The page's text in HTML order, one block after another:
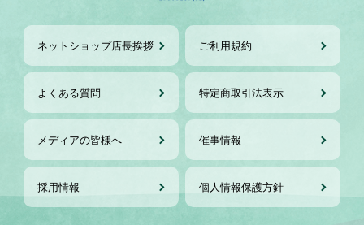
ネットショップ店長挨拶 ご利用規約
よくある質問 特定商取引法表示
メディアの皆様へ 催事情報
採用情報 個人情報保護方針